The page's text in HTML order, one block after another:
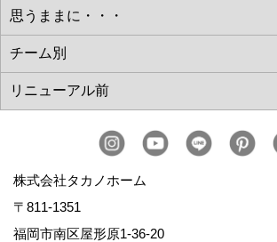
株式会社タカノホーム
〒811-1351
福岡市南区屋形原1-36-20